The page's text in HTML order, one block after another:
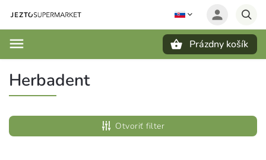
Prázdny košík
Herbadent
Otvoriť filter